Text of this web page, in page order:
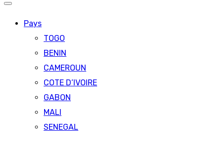
Pays
TOGO
BENIN
CAMEROUN
COTE D’IVOIRE
GABON
MALI
SENEGAL